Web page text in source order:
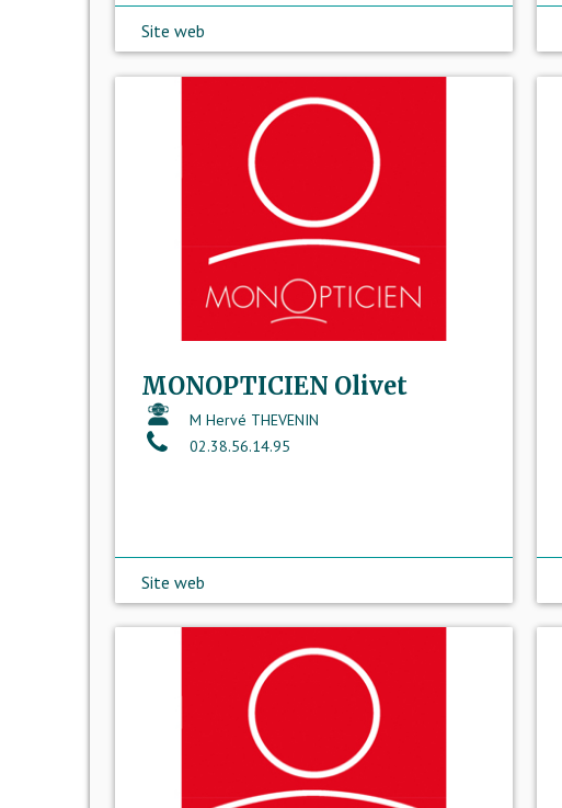
Site web
MONOPTICIEN Olivet
M Hervé THEVENIN
02.38.56.14.95
Site web